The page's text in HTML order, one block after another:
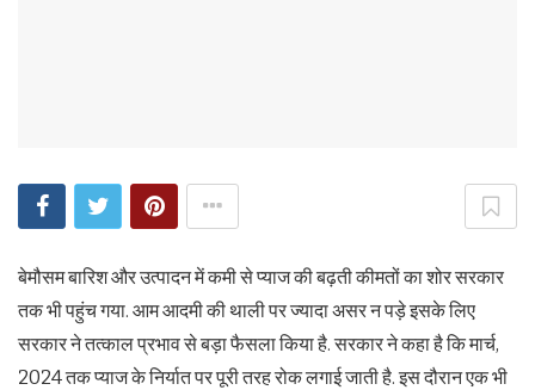
बेमौसम बारिश और उत्‍पादन में कमी से प्‍याज की बढ़ती कीमतों का शोर सरकार
तक भी पहुंच गया. आम आदमी की थाली पर ज्‍यादा असर न पड़े इसके लिए
सरकार ने तत्‍काल प्रभाव से बड़ा फैसला किया है. सरकार ने कहा है कि मार्च,
2024 तक प्‍याज के निर्यात पर पूरी तरह रोक लगाई जाती है. इस दौरान एक भी